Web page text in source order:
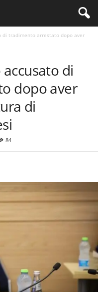
di tradimento arrestato dopo aver
di
dopo aver
di
84